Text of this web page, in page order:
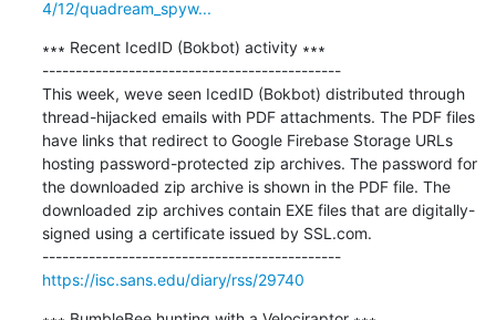
4/12/quadream_spyw...
∗∗∗ Recent IcedID (Bokbot) activity ∗∗∗
---------------------------------------------
This week, weve seen IcedID (Bokbot) distributed through
thread-hijacked emails with PDF attachments. The PDF files
have links that redirect to Google Firebase Storage URLs
hosting password-protected zip archives. The password for
the downloaded zip archive is shown in the PDF file. The
downloaded zip archives contain EXE files that are digitally-
signed using a certificate issued by SSL.com.
---------------------------------------------
https://isc.sans.edu/diary/rss/29740